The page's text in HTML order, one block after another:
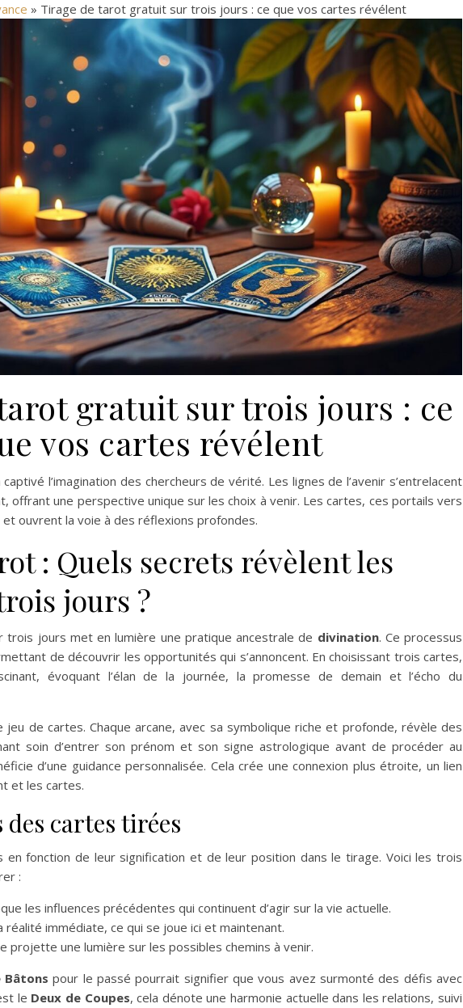
» Tirage de tarot gratuit sur trois jours : ce que vos cartes révélent
gratuit sur trois jours : ce
vos cartes révélent
l’imagination des chercheurs de vérité. Les lignes de l’avenir s’entrelacent
offrant une perspective unique sur les choix à venir. Les cartes, ces portails vers
et ouvrent la voie à des réflexions profondes.
: Quels secrets révèlent les
jours ?
jours met en lumière une pratique ancestrale de divination. Ce processus
de découvrir les opportunités qui s’annoncent. En choisissant trois cartes,
évoquant l’élan de la journée, la promesse de demain et l’écho du
jeu de cartes. Chaque arcane, avec sa symbolique riche et profonde, révèle des
soin d’entrer son prénom et son signe astrologique avant de procéder au
d’une guidance personnalisée. Cela crée une connexion plus étroite, un lien
et les cartes.
cartes tirées
fonction de leur signification et de leur position dans le tirage. Voici les trois
:
les influences précédentes qui continuent d’agir sur la vie actuelle.
réalité immédiate, ce qui se joue ici et maintenant.
projette une lumière sur les possibles chemins à venir.
Bâtons pour le passé pourrait signifier que vous avez surmonté des défis avec
le Deux de Coupes, cela dénote une harmonie actuelle dans les relations, suivi